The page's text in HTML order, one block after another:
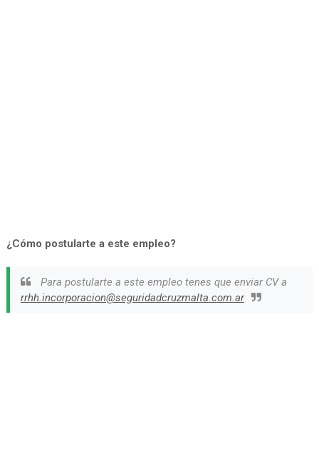
¿Cómo postularte a este empleo?
Para postularte a este empleo tenes que enviar CV a
rrhh.incorporacion@seguridadcruzmalta.com.ar